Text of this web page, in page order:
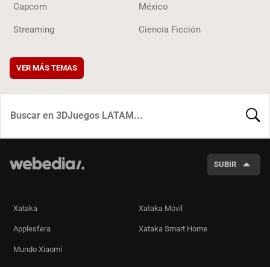
Capcom México
Streaming Ciencia Ficción
VER MÁS TEMAS
SUBIR
Xataka Xataka Móvil
Applesfera Xataka Smart Home
Mundo Xiaomi